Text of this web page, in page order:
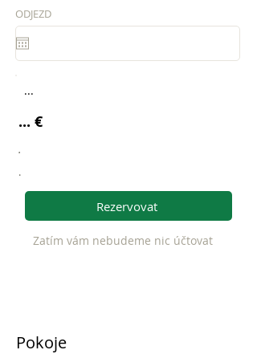
ODJEZD
...
... €
.
.
Rezervovat
Zatím vám nebudeme nic účtovat
Pokoje